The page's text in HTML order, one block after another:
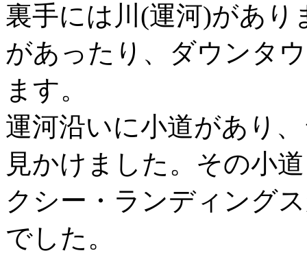
裏手には川(運河)があ
があったり、ダウンタ
ます。
運河沿いに小道があり
見かけました。その小
クシー・ランディング
でした。